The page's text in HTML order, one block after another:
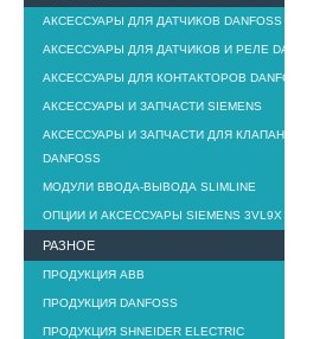
АКСЕССУАРЫ ДЛЯ ДАТЧИКОВ DANFOSS
АКСЕССУАРЫ ДЛЯ ДАТЧИКОВ И РЕЛЕ DANFOSS
АКСЕССУАРЫ ДЛЯ КОНТАКТОРОВ DANFOSS
АКСЕССУАРЫ И ЗАПЧАСТИ SIEMENS
АКСЕССУАРЫ И ЗАПЧАСТИ ДЛЯ КЛАПАНОВ
DANFOSS
МОДУЛИ ВВОДА-ВЫВОДА SLIMLINE
ОПЦИИ И АКСЕССУАРЫ SIEMENS 3VL9X
РАЗНОЕ
ПРОДУКЦИЯ ABB
ПРОДУКЦИЯ DANFOSS
ПРОДУКЦИЯ SHNEIDER ELECTRIC